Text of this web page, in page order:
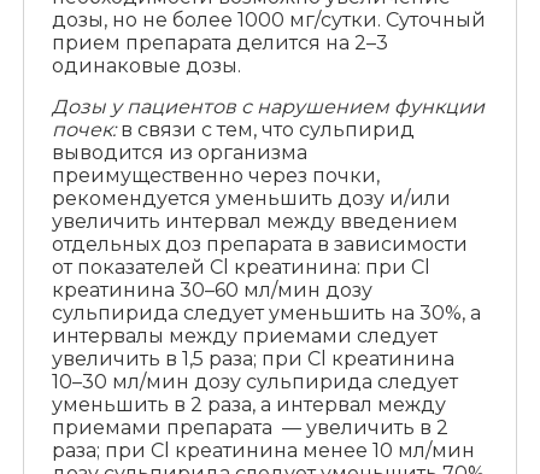
дозы, но не более 1000 мг/сутки. Суточный
прием препарата делится на 2–3
одинаковые дозы.
Дозы у пациентов с нарушением функции
почек:в связи с тем, что сульпирид
выводится из организма
преимущественно через почки,
рекомендуется уменьшить дозу и/или
увеличить интервал между введением
отдельных доз препарата в зависимости
от показателей Cl креатинина: при Cl
креатинина 30–60 мл/мин дозу
сульпирида следует уменьшить на 30%, а
интервалы между приемами следует
увеличить в 1,5 раза; при Cl креатинина
10–30 мл/мин дозу сульпирида следует
уменьшить в 2 раза, а интервал между
приемами препарата — увеличить в 2
раза; при Cl креатинина менее 10 мл/мин